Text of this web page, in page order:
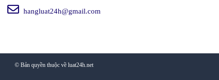
hangluat24h@gmail.com
© Bản quyền thuộc về luat24h.net